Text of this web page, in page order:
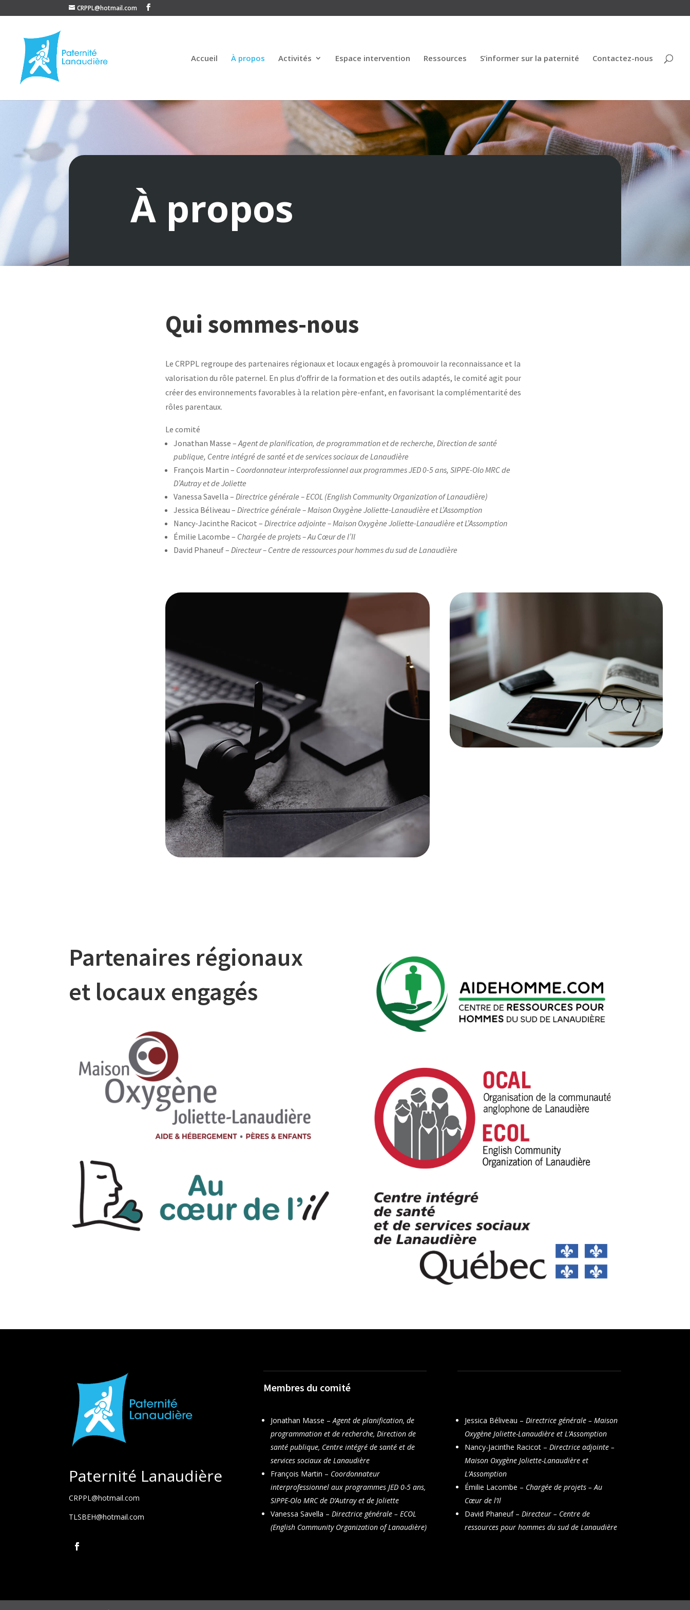
CRPPL@hotmail.com
Accueil À propos Activités Espace intervention Ressources S’informer sur la paternité Contactez-nous
À propos
Qui sommes-nous
Le CRPPL regroupe des partenaires régionaux et locaux engagés à promouvoir la reconnaissance et la
valorisation du rôle paternel. En plus d’offrir de la formation et des outils adaptés, le comité agit pour
créer des environnements favorables à la relation père-enfant, en favorisant la complémentarité des
rôles parentaux.
Le comité
Jonathan Masse –Agent de planification, de programmation et de recherche, Direction de santé
publique, Centre intégré de santé et de services sociaux de Lanaudière
François Martin – Coordonnateur interprofessionnel aux programmes JED 0-5 ans, SIPPE-Olo MRC de
D’Autray et de Joliette
Vanessa Savella – Directrice générale – ECOL (English Community Organization of Lanaudière)
Jessica Béliveau – Directrice générale – Maison Oxygène Joliette-Lanaudière et L’Assomption
Nancy-Jacinthe Racicot – Directrice adjointe – Maison Oxygène Joliette-Lanaudière et L’Assomption
Émilie Lacombe – Chargée de projets –Au Cœur de l’Il
David Phaneuf – Directeur – Centre de ressources pour hommes du sud de Lanaudière
Partenaires régionaux
et locaux engagés
Paternité Lanaudière
CRPPL@hotmail.com
TLSBEH@hotmail.com
Membres du comité
Jonathan Masse –Agent de planification, de
programmation et de recherche, Direction de
santé publique, Centre intégré de santé et de
services sociaux de Lanaudière
François Martin – Coordonnateur
interprofessionnel aux programmes JED 0-5 ans,
SIPPE-Olo MRC de D’Autray et de Joliette
Vanessa Savella – Directrice générale – ECOL
(English Community Organization of Lanaudière)
Jessica Béliveau – Directrice générale – Maison
Oxygène Joliette-Lanaudière et L’Assomption
Nancy-Jacinthe Racicot – Directrice adjointe –
Maison Oxygène Joliette-Lanaudière et
L’Assomption
Émilie Lacombe – Chargée de projets – Au
Cœur de l’Il
David Phaneuf – Directeur – Centre de
ressources pour hommes du sud de Lanaudière